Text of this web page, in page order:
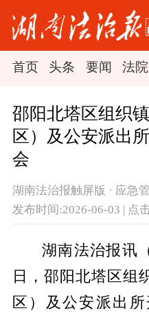
首页 头条 要闻 法院
邵阳北塔区组织
区）及公安派出
会
湖南法治报触屏版 · 应急
发布时间:2026-06-03 | 点
湖南法治报讯
日，邵阳北塔区组
区）及公安派出